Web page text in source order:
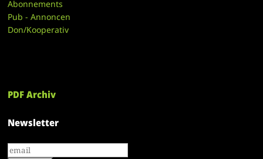
Abonnements
Pub - Annoncen
Don/Kooperativ
PDF Archiv
Newsletter